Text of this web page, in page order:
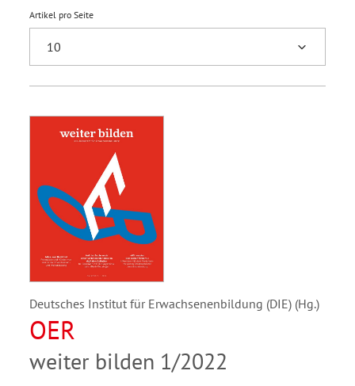
Artikel pro Seite
Deutsches Institut für Erwachsenenbildung (DIE) (Hg.)
OER
weiter bilden 1/2022